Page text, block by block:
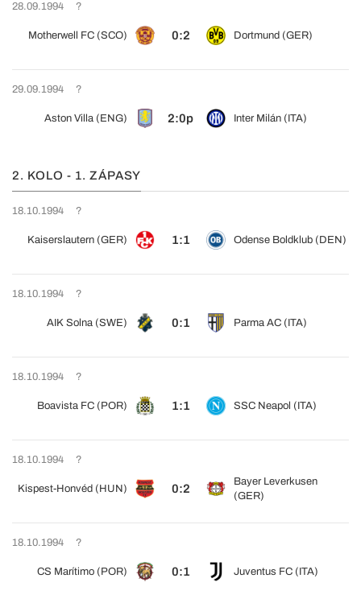
28.09.1994 ?
Motherwell FC (SCO) 0:2 Dortmund (GER)
29.09.1994 ?
Aston Villa (ENG) 2:0p Inter Milán (ITA)
2. KOLO - 1. ZÁPASY
18.10.1994 ?
Kaiserslautern (GER) 1:1 Odense Boldklub (DEN)
18.10.1994 ?
AIK Solna (SWE) 0:1 Parma AC (ITA)
18.10.1994 ?
Boavista FC (POR) 1:1 SSC Neapol (ITA)
18.10.1994 ?
Kispest-Honvéd (HUN) 0:2
Bayer Leverkusen
(GER)
18.10.1994 ?
CS Marítimo (POR) 0:1 Juventus FC (ITA)